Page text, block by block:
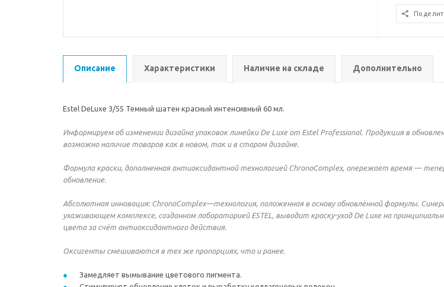
Описание Характеристики Наличие на складе Дополнительно
Estel DeLuxe 3/55 Темный шатен красный интенсивный 60 мл.
Информируем об изменении дизайна упаковок линейки De Luxe от Estel Professional. Продукция в
возможно наличие товаров как в новом, так и в старом дизайне.
Формула краски, дополненная антиоксидантной технологией ChronoComplex, опережает время —
обновление.
Абсолютная инновация: ChronoComplex—технология, положенная в основу обновлённой формулы.
ухаживающем комплексе, созданном лабораторией ESTEL, выводит краску-уход De Luxe на
цвета за счёт антиоксидантного действия.
Оксигенты смешиваются в тех же пропорциях, что и ранее.
Замедляет вымывание цветового пигмента.